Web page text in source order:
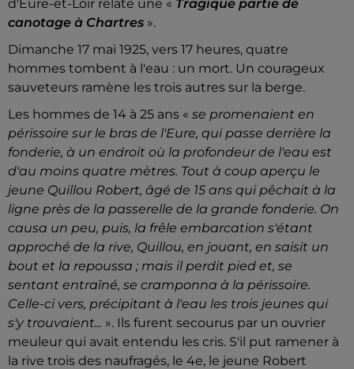
d'Eure-et-Loir relate une « Tragique partie de
canotage à Chartres ».
Dimanche 17 mai 1925, vers 17 heures, quatre
hommes tombent à l'eau : un mort. Un courageux
sauveteurs ramène les trois autres sur la berge.
Les hommes de 14 à 25 ans « se promenaient en
périssoire sur le bras de l'Eure, qui passe derrière la
fonderie, à un endroit où la profondeur de l'eau est
d'au moins quatre mètres. Tout à coup aperçu le
jeune Quillou Robert, âgé de 15 ans qui pêchait à la
ligne près de la passerelle de la grande fonderie. On
causa un peu, puis, la frêle embarcation s'étant
approché de la rive, Quillou, en jouant, en saisit un
bout et la repoussa ; mais il perdit pied et, se
sentant entraîné, se cramponna à la périssoire.
Celle-ci vers, précipitant à l'eau les trois jeunes qui
s'y trouvaient... ». Ils furent secourus par un ouvrier
meuleur qui avait entendu les cris. S'il put ramener à
la rive trois des naufragés, le 4e, le jeune Robert